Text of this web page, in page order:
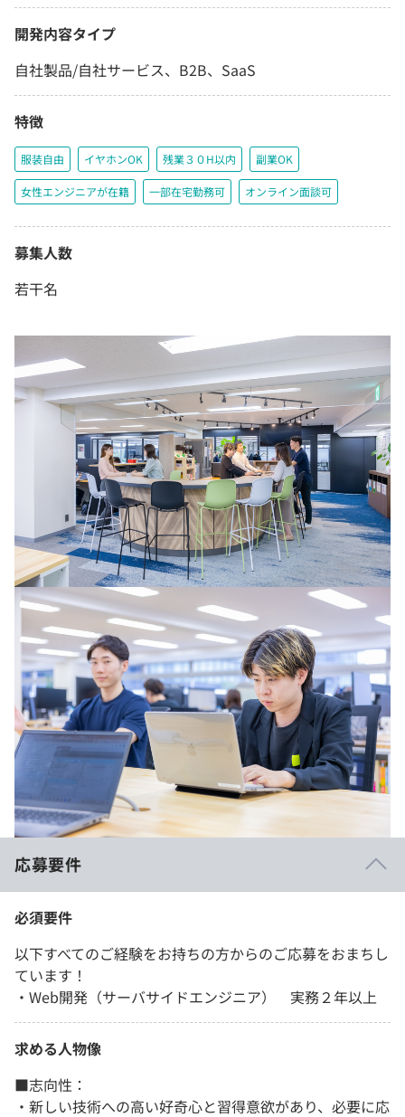
開発内容タイプ
自社製品/自社サービス、B2B、SaaS
特徴
服装自由 イヤホンOK 残業３０H以内 副業OK
女性エンジニアが在籍 一部在宅勤務可 オンライン面談可
募集人数
若干名
応募要件
必須要件
以下すべてのご経験をお持ちの方からのご応募をおまちし
ています！
・Web開発（サーバサイドエンジニア） 実務２年以上
求める人物像
■志向性：
・新しい技術への高い好奇心と習得意欲があり、必要に応